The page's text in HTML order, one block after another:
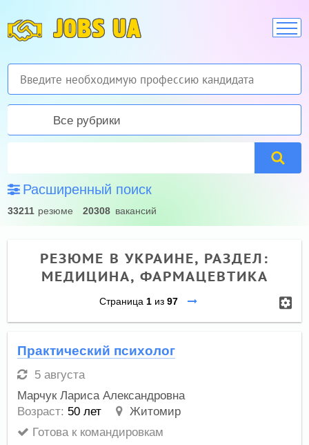
JOBS UA
Все рубрики
Расширенный поиск
33211 резюме 20308 вакансий
РЕЗЮМЕ В УКРАИНЕ, РАЗДЕЛ:
МЕДИЦИНА, ФАРМАЦЕВТИКА
Страница 1 из 97
Практический психолог
5 августа
Марчук Лариса Александровна
Возраст: 50 лет
Житомир
Готова к командировкам